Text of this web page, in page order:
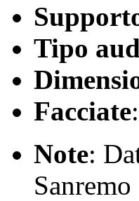
Tipo
Facciate
Note: